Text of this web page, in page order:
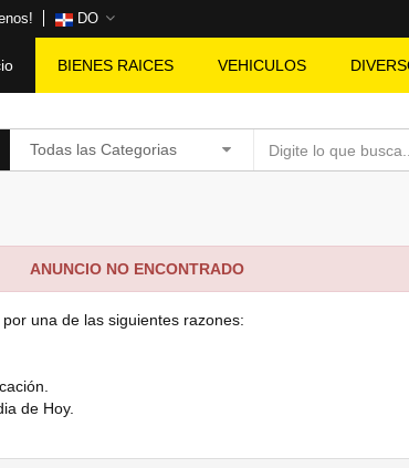
DO
BIENES RAICES VEHICULOS
Todas las Categorias
ANUNCIO NO ENCONTRADO
una de las siguientes razones:
de Hoy.